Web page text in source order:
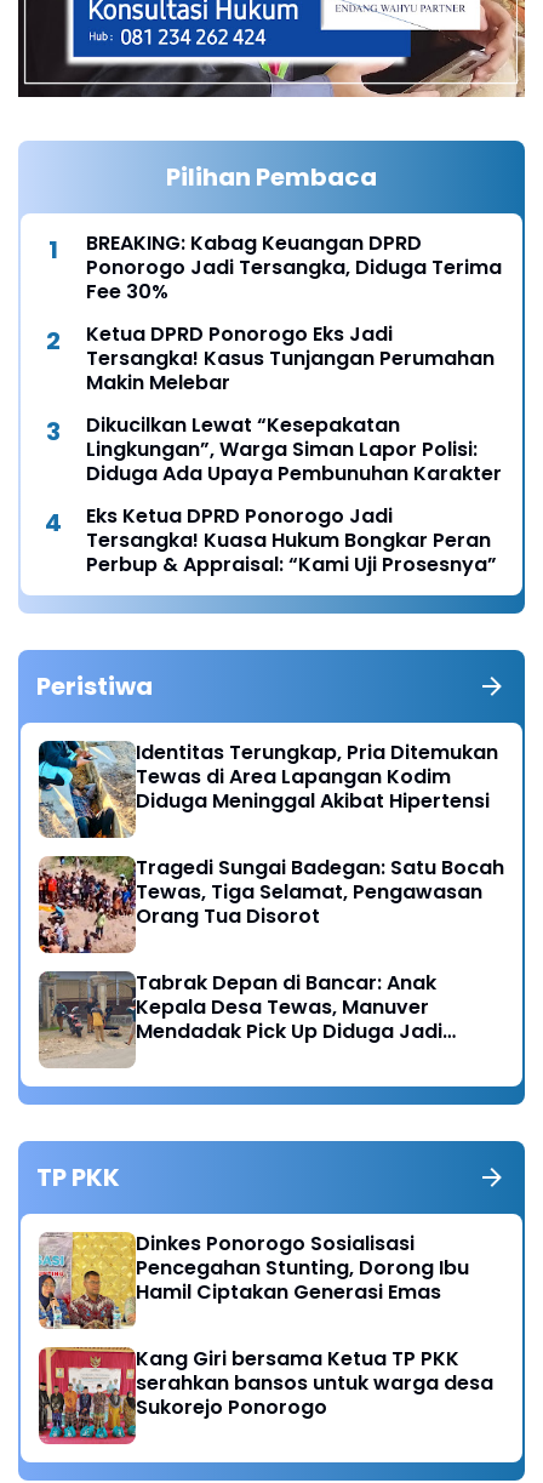
Pilihan Pembaca
BREAKING: Kabag Keuangan DPRD
Ponorogo Jadi Tersangka, Diduga Terima
Fee 30%
Ketua DPRD Ponorogo Eks Jadi
Tersangka! Kasus Tunjangan Perumahan
Makin Melebar
Dikucilkan Lewat “Kesepakatan
Lingkungan”, Warga Siman Lapor Polisi:
Diduga Ada Upaya Pembunuhan Karakter
Eks Ketua DPRD Ponorogo Jadi
Tersangka! Kuasa Hukum Bongkar Peran
Perbup & Appraisal: “Kami Uji Prosesnya”
Peristiwa
Identitas Terungkap, Pria Ditemukan
Tewas di Area Lapangan Kodim
Diduga Meninggal Akibat Hipertensi
Tragedi Sungai Badegan: Satu Bocah
Tewas, Tiga Selamat, Pengawasan
Orang Tua Disorot
Tabrak Depan di Bancar: Anak
Kepala Desa Tewas, Manuver
Mendadak Pick Up Diduga Jadi
TP PKK
Dinkes Ponorogo Sosialisasi
Pencegahan Stunting, Dorong Ibu
Hamil Ciptakan Generasi Emas
Kang Giri bersama Ketua TP PKK
serahkan bansos untuk warga desa
Sukorejo Ponorogo